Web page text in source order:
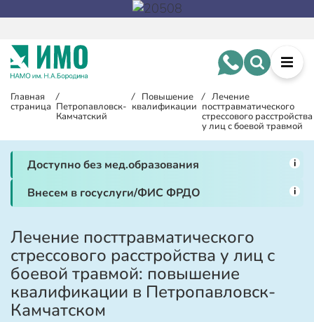
Главная
страница
/
Петропавловск-
Камчатский
/ Повышение
квалификации
/ Лечение
посттравматического
стрессового расстройства
у лиц с боевой травмой
Доступно без мед.образования i
Внесем в госуслуги/ФИС ФРДО i
Лечение посттравматического
стрессового расстройства у лиц с
боевой травмой: повышение
квалификации в Петропавловск-
Камчатском